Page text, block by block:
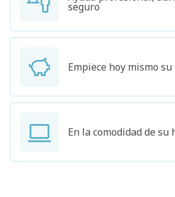
seguro
Empiece hoy mismo
En la comodidad de su